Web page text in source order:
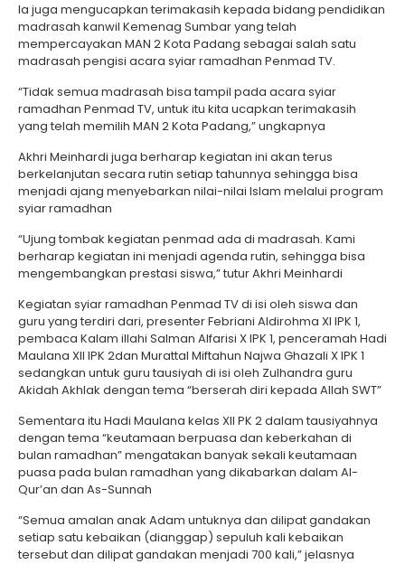
Ia juga mengucapkan terimakasih kepada bidang pendidikan
madrasah kanwil Kemenag Sumbar yang telah
mempercayakan MAN 2 Kota Padang sebagai salah satu
madrasah pengisi acara syiar ramadhan Penmad TV.
“Tidak semua madrasah bisa tampil pada acara syiar
ramadhan Penmad TV, untuk itu kita ucapkan terimakasih
yang telah memilih MAN 2 Kota Padang,” ungkapnya
Akhri Meinhardi juga berharap kegiatan ini akan terus
berkelanjutan secara rutin setiap tahunnya sehingga bisa
menjadi ajang menyebarkan nilai-nilai Islam melalui program
syiar ramadhan
“Ujung tombak kegiatan penmad ada di madrasah. Kami
berharap kegiatan ini menjadi agenda rutin, sehingga bisa
mengembangkan prestasi siswa,” tutur Akhri Meinhardi
Kegiatan syiar ramadhan Penmad TV di isi oleh siswa dan
guru yang terdiri dari, presenter Febriani Aldirohma XI IPK 1,
pembaca Kalam illahi Salman Alfarisi X IPK 1, penceramah Hadi
Maulana XII IPK 2dan Murattal Miftahun Najwa Ghazali X IPK 1
sedangkan untuk guru tausiyah di isi oleh Zulhandra guru
Akidah Akhlak dengan tema “berserah diri kepada Allah SWT”
Sementara itu Hadi Maulana kelas XII PK 2 dalam tausiyahnya
dengan tema “keutamaan berpuasa dan keberkahan di
bulan ramadhan” mengatakan banyak sekali keutamaan
puasa pada bulan ramadhan yang dikabarkan dalam Al-
Qur’an dan As-Sunnah
“Semua amalan anak Adam untuknya dan dilipat gandakan
setiap satu kebaikan (dianggap) sepuluh kali kebaikan
tersebut dan dilipat gandakan menjadi 700 kali,” jelasnya